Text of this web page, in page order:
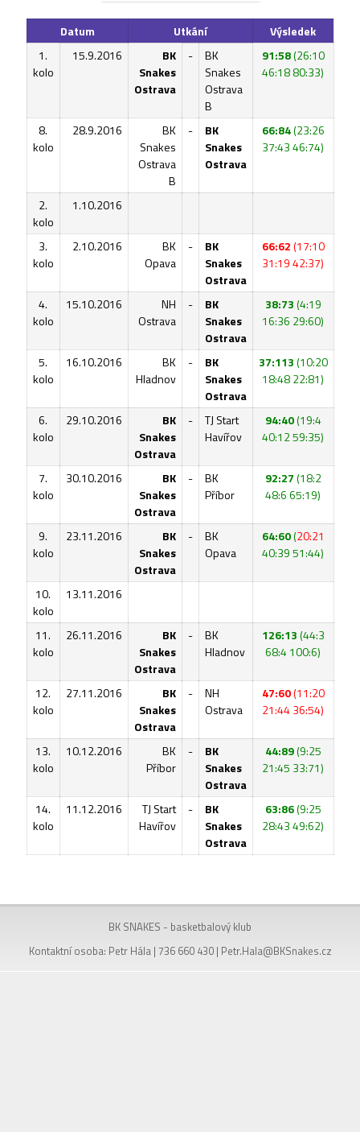
Datum Utkání
Výsledek
1.
kolo
15.9.2016
BK
Snakes
Ostrava
-
BK
Snakes
Ostrava
B
91:58(26:10
46:18 80:33)
8.
kolo
28.9.2016
BK
Snakes
Ostrava
B
-
BK
Snakes
Ostrava
66:84(23:26
37:43 46:74)
2.
kolo
1.10.2016
3.
kolo
2.10.2016
BK
Opava
-
BK
Snakes
Ostrava
66:62(17:10
31:19 42:37)
4.
kolo
15.10.2016
NH
Ostrava
-
BK
Snakes
Ostrava
38:73(4:19
16:36 29:60)
5.
kolo
16.10.2016
BK
Hladnov
-
BK
Snakes
Ostrava
37:113(10:20
18:48 22:81)
6.
kolo
29.10.2016
BK
Snakes
Ostrava
-
TJ Start
Havířov
94:40(19:4
40:12 59:35)
7.
kolo
30.10.2016
BK
Snakes
Ostrava
-
BK
Příbor
92:27(18:2
48:6 65:19)
9.
kolo
23.11.2016
BK
Snakes
Ostrava
-
BK
Opava
64:60(20:21
40:39 51:44)
10.
kolo
13.11.2016
11.
kolo
26.11.2016
BK
Snakes
Ostrava
-
BK
Hladnov
126:13(44:3
68:4 100:6)
12.
kolo
27.11.2016
BK
Snakes
Ostrava
-
NH
Ostrava
47:60(11:20
21:44 36:54)
13.
kolo
10.12.2016
BK
Příbor
-
BK
Snakes
Ostrava
44:89(9:25
21:45 33:71)
14.
kolo
11.12.2016
TJ Start
Havířov
-
BK
Snakes
Ostrava
63:86(9:25
28:43 49:62)
BK SNAKES - basketbalový klub
Kontaktní osoba: Petr Hála | 736 660 430 | Petr.Hala@BKSnakes.cz